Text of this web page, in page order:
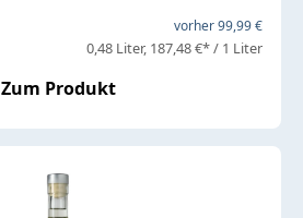
vorher 99,99 €
0,48 Liter 187,48 €* / 1 Liter
Zum Produkt